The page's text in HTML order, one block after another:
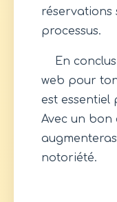
réservations
processus.
En
web pour
est essentiel
Avec un bon
notoriété.